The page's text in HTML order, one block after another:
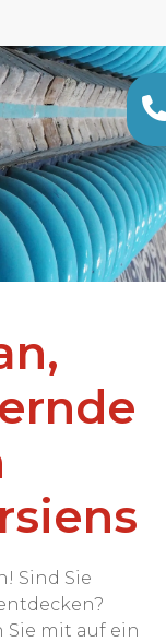
Sind Sie
Sie mit auf ein